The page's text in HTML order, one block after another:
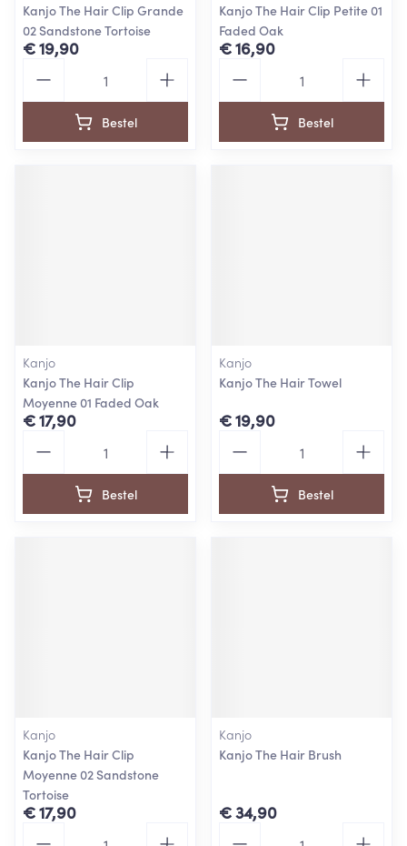
Kanjo The Hair Clip Grande
02 Sandstone Tortoise
€ 19,90
Bestel
Kanjo The Hair Clip Petite 01
Faded Oak
€ 16,90
Bestel
Kanjo
Kanjo The Hair Clip
Moyenne 01 Faded Oak
€ 17,90
Bestel
Kanjo
Kanjo The Hair Towel
€ 19,90
Bestel
Kanjo
Kanjo The Hair Clip
Moyenne 02 Sandstone
Tortoise
€ 17,90
Kanjo
Kanjo The Hair Brush
€ 34,90